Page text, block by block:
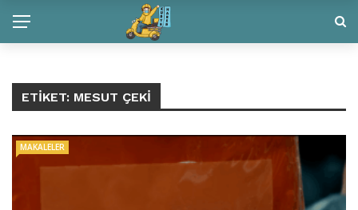
ETIKET: MESUT ÇEKI
MAKALELER